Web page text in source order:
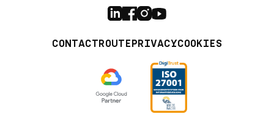
CONTACT ROUTE PRIVACYCOOKIES